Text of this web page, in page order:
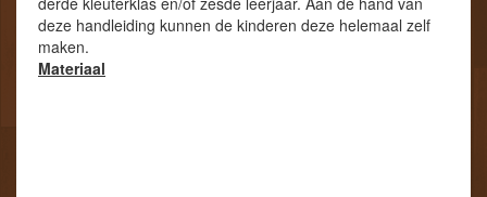
deze handleiding kunnen de kinderen deze helemaal zelf
maken.
Materiaal